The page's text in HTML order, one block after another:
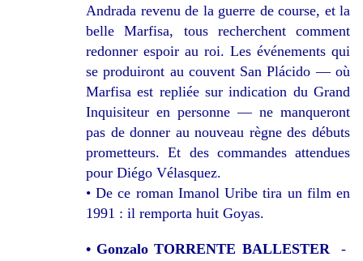
Andrada revenu de la guerre de course, et la
belle Marfisa, tous recherchent comment
redonner espoir au roi. Les événements qui
se produiront au couvent San Plácido — où
Marfisa est repliée sur indication du Grand
Inquisiteur en personne — ne manqueront
pas de donner au nouveau règne des débuts
prometteurs. Et des commandes attendues
pour Diégo Vélasquez.
• De ce roman Imanol Uribe tira un film en
1991 : il remporta huit Goyas.
• Gonzalo TORRENTE BALLESTER
-